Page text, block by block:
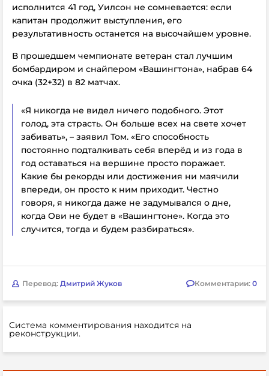
исполнится 41 год, Уилсон не сомневается: если
капитан продолжит выступления, его
результативность останется на высочайшем уровне.
В прошедшем чемпионате ветеран стал лучшим
бомбардиром и снайпером «Вашингтона», набрав 64
очка (32+32) в 82 матчах.
«Я никогда не видел ничего подобного. Этот
голод, эта страсть. Он больше всех на свете хочет
забивать», – заявил Том. «Его способность
постоянно подталкивать себя вперёд и из года в
год оставаться на вершине просто поражает.
Какие бы рекорды или достижения ни маячили
впереди, он просто к ним приходит. Честно
говоря, я никогда даже не задумывался о дне,
когда Ови не будет в «Вашингтоне». Когда это
случится, тогда и будем разбираться».
Перевод: Дмитрий Жуков Комментарии: 0
Система комментирования находится на
реконструкции.